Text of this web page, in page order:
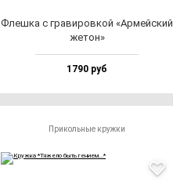
Флеш­ка с гра­ви­ров­кой «Армей­ский
же­тон»
1790 руб
Прикольные кружки